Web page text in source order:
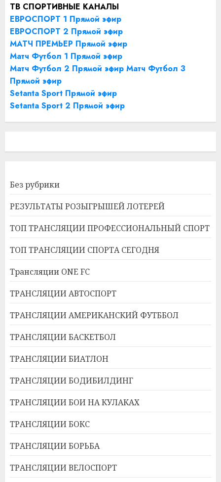
ТВ СПОРТИВНЫЕ КАНАЛЫ
ЕВРОСПОРТ 1 Прямой эфир
ЕВРОСПОРТ 2 Прямой эфир
МАТЧ ПРЕМЬЕР Прямой эфир
Матч Футбол 1 Прямой эфир
Матч Футбол 2 Прямой эфир Матч Футбол 3
Прямой эфир
Setanta Sport Прямой эфир
Setanta Sport 2 Прямой эфир
Без рубрики
РЕЗУЛЬТАТЫ РОЗЫГРЫШЕЙ ЛОТЕРЕЙ
ТОП ТРАНСЛЯЦИИ ПРОФЕССИОНАЛЬНЫЙ СПОРТ
ТОП ТРАНСЛЯЦИИ СПОРТА СЕГОДНЯ
Трансляции ONE FC
ТРАНСЛЯЦИИ АВТОСПОРТ
ТРАНСЛЯЦИИ АМЕРИКАНСКИЙ ФУТББОЛ
ТРАНСЛЯЦИИ БАСКЕТБОЛ
ТРАНСЛЯЦИИ БИАТЛОН
ТРАНСЛЯЦИИ БОДИБИЛДИНГ
ТРАНСЛЯЦИИ БОИ НА КУЛАКАХ
ТРАНСЛЯЦИИ БОКС
ТРАНСЛЯЦИИ БОРЬБА
ТРАНСЛЯЦИИ ВЕЛОСПОРТ